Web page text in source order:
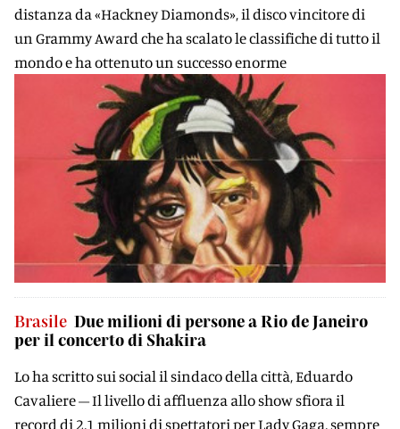
distanza da «Hackney Diamonds», il disco vincitore di
un Grammy Award che ha scalato le classifiche di tutto il
mondo e ha ottenuto un successo enorme
Brasile Due milioni di persone a Rio de Janeiro
per il concerto di Shakira
Lo ha scritto sui social il sindaco della città, Eduardo
Cavaliere – Il livello di affluenza allo show sfiora il
record di 2,1 milioni di spettatori per Lady Gaga, sempre